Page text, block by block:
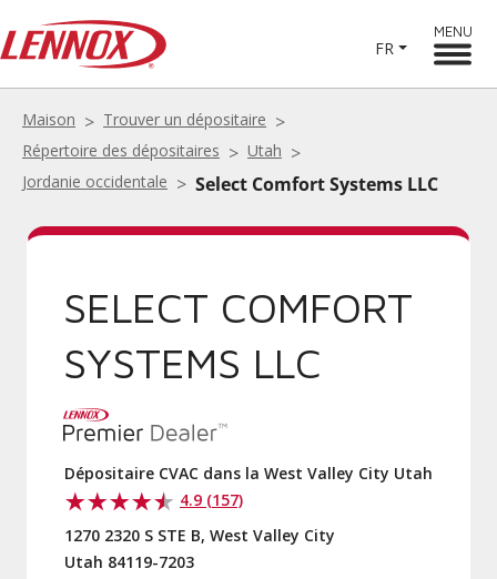
FR
MENU
Maison
Trouver un dépositaire
Répertoire des dépositaires
Utah
Jordanie occidentale
Select Comfort Systems LLC
SELECT COMFORT
SYSTEMS LLC
Dépositaire CVAC dans la West Valley City Utah
4.9 (157)
1270 2320 S STE B, West Valley City
Utah 84119-7203